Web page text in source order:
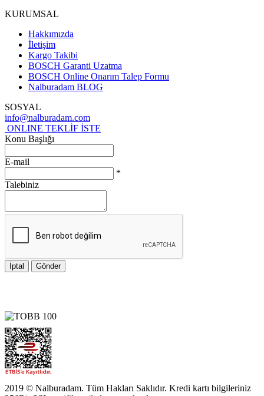
KURUMSAL
Hakkımızda
İletişim
Kargo Takibi
BOSCH Garanti Uzatma
BOSCH Online Onarım Talep Formu
Nalburadam BLOG
SOSYAL
info@nalburadam.com
ONLINE TEKLİF İSTE
Konu Başlığı
E-mail
*
Talebiniz
İptal Gönder
2019 © Nalburadam. Tüm Hakları Saklıdır. Kredi kartı bilgileriniz